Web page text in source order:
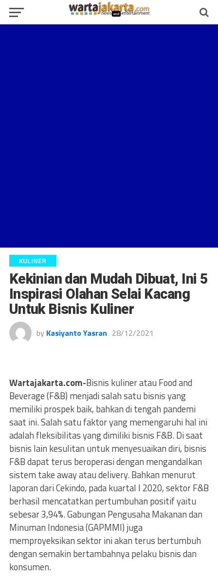
KULINER
Kekinian dan Mudah Dibuat, Ini 5
Inspirasi Olahan Selai Kacang
Untuk Bisnis Kuliner
by Kasiyanto Yasran 28/12/2021
Wartajakarta.com-Bisnis kuliner atau Food and
Beverage (F&B) menjadi salah satu bisnis yang
memiliki prospek baik, bahkan di tengah pandemi
saat ini. Salah satu faktor yang memengaruhi hal ini
adalah fleksibilitas yang dimiliki bisnis F&B. Di saat
bisnis lain kesulitan untuk menyesuaikan diri, bisnis
F&B dapat terus beroperasi dengan mengandalkan
sistem take away atau delivery. Bahkan menurut
laporan dari Cekindo, pada kuartal I 2020, sektor F&B
berhasil mencatatkan pertumbuhan positif yaitu
sebesar 3,94%. Gabungan Pengusaha Makanan dan
Minuman Indonesia (GAPMMI) juga
memproyeksikan sektor ini akan terus bertumbuh
dengan semakin bertambahnya pelaku bisnis dan
konsumen.